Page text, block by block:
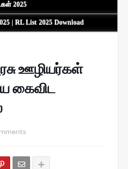
2025
| RL List 2025 Download
ஊழியர்கள்
கைவிட